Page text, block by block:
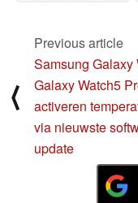
⟨
Previous article
Samsung Galaxy
Galaxy Watch5
activeren
via nieuwste
update